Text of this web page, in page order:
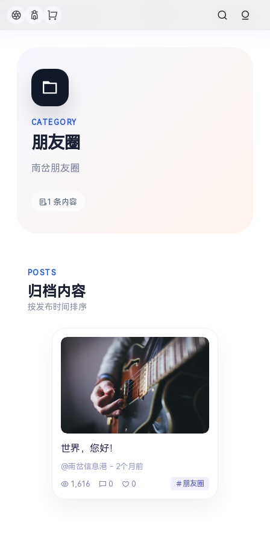
CATEGORY
朋友圈
南岔朋友圈
1 条内容
POSTS
归档内容
按发布时间排序
世界，您好！
@南岔信息港 - 2个月前
1,616
0 0 朋友圈